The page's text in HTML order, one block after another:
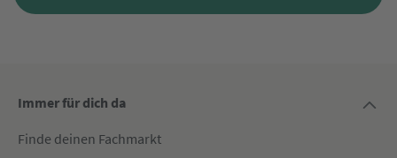
Immer für dich da
Finde deinen Fachmarkt